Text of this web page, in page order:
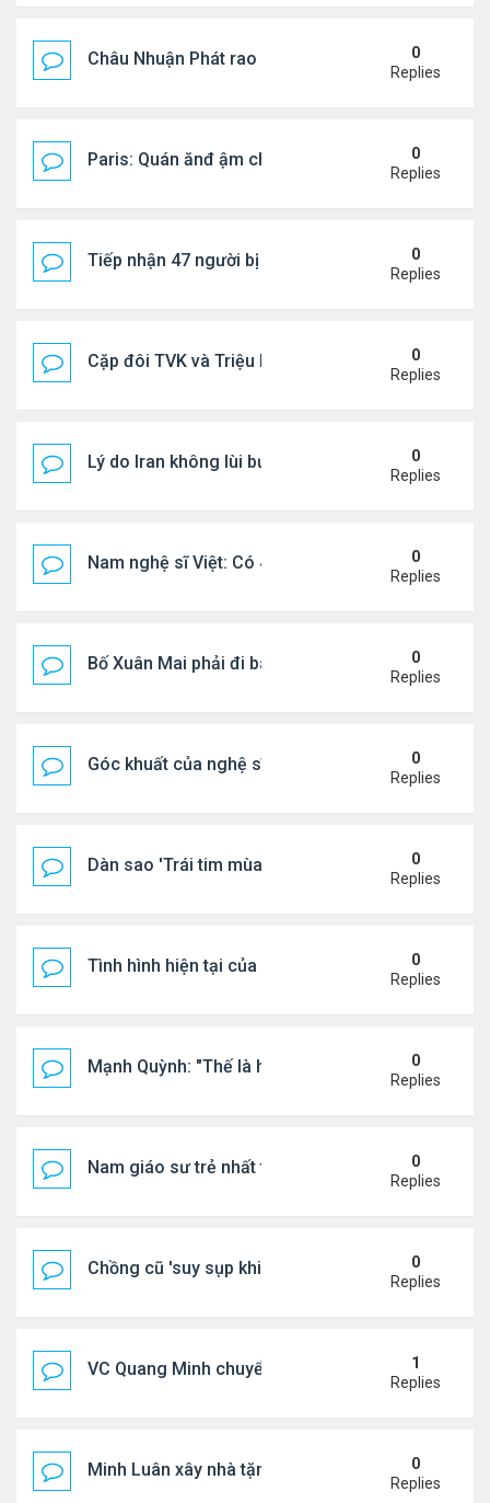
Châu Nhuận Phát rao bán tài sản
0
Replies
Paris: Quán ănđ ậm chất Việt đông kín khách chờ
0
Replies
Tiếp nhận 47 người bị Mỹ trục xuất, Công an
0
Replies
Cặp đôi TVK và Triệu Mẫn được yêu thích nhất
0
Replies
Lý do Iran không lùi bước trước lời đe dọa của
0
Replies
Nam nghệ sĩ Việt: Có 4 nhà ở Pháp, sống gần
0
Replies
Bố Xuân Mai phải đi bán cơm ở Mỹ
0
Replies
Góc khuất của nghệ sĩ Hoài Tâm
0
Replies
Dàn sao 'Trái tim mùa thu' sau 26 năm
0
Replies
Tình hình hiện tại của Quang Lê
0
Replies
Mạnh Quỳnh: "Thế là hết"
0
Replies
Nam giáo sư trẻ nhất thế giới ở tuổi 18
0
Replies
Chồng cũ 'suy sụp khi biết tin Nicole Kidman có
0
Replies
VC Quang Minh chuyển về tổ ấm
1
Replies
Minh Luân xây nhà tặng cha mẹ
0
Replies